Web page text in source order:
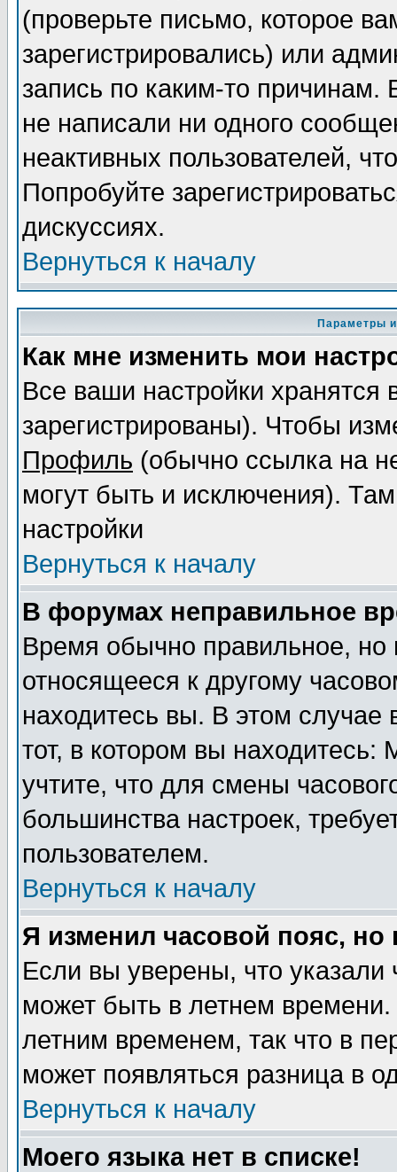
(проверьте письмо, которое
зарегистрировались) или
запись по каким-то
не написали ни одного
неактивных пользователей,
Попробуйте
дискуссиях.
Вернуться к началу
Параметры
Как мне изменить мои
Все ваши настройки
зарегистрированы). Чтобы
Профиль (обычно ссылка на
могут быть и исключения).
настройки
Вернуться к началу
В форумах неправильное
Время обычно правильное,
относящееся к другому
находитесь вы. В этом
тот, в котором вы
учтите, что для смены
большинства настроек,
пользователем.
Вернуться к началу
Я изменил часовой пояс,
Если вы уверены, что указали
может быть в летнем
летним временем, так что в
может появляться разница в
Вернуться к началу
Моего языка нет в списке!